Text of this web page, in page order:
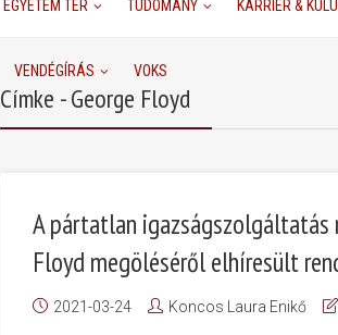
EGYETEM TÉR TUDOMÁNY KARRIER &
VENDÉGÍRÁS VOKS
Címke - George Floyd
A pártatlan
Floyd megöléséről elhíresült
2021-03-24 Koncos Laura Enikő